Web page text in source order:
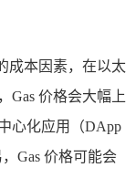
成本因素，在以太
Gas 价格会大幅上
心化应用（DApp
Gas 价格可能会